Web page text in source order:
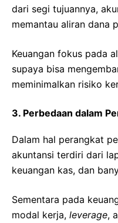
dari segi tujuannya,
memantau aliran dana
Keuangan fokus pada
supaya bisa
meminimalkan risiko
3. Perbedaan dalam
Dalam hal perangkat
akuntansi terdiri dari
keuangan kas, dan
Sementara pada
modal kerja, leverage,